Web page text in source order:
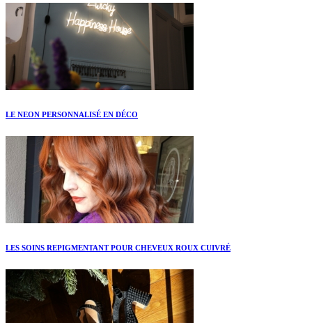
LE NEON PERSONNALISÉ EN DÉCO
LES SOINS REPIGMENTANT POUR CHEVEUX ROUX CUIVRÉ